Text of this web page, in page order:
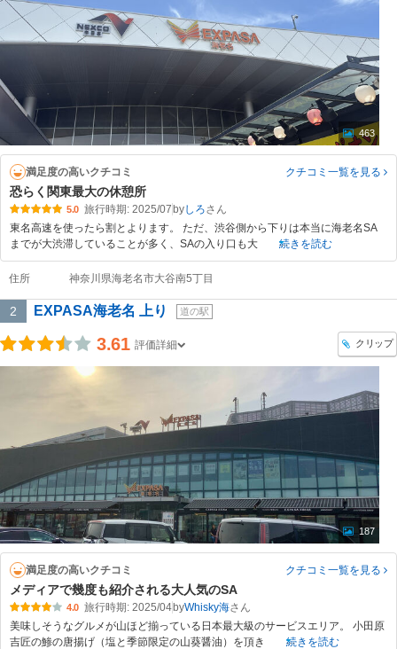
463
満足度の高いクチコミ クチコミ一覧を見る
恐らく関東最大の休憩所
5.0 旅行時期: 2025/07 byしろ
東名高速を使ったら割とよります。 ただ、渋谷側から下りは本当に海老名SA
までが大渋滞していることが多く、SAの入り口も大
続きを読む
住所 神奈川県海老名市大谷南5丁目
2 EXPASA海老名 上り 道の駅
3.61 評価詳細 クリップ
187
満足度の高いクチコミ クチコミ一覧を見る
メディアで幾度も紹介される大人気のSA
4.0 旅行時期: 2025/04byWhisky海
美味しそうなグルメが山ほど揃っている日本最大級のサービスエリア。 小田原
吉匠の鯵の唐揚げ（塩と季節限定の山葵醤油）を頂き
続きを読む